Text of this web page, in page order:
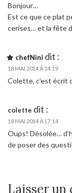
Bonjour…
Est ce que ce plat
cerises… et la fête
chefNini dit :
18 MAI 2014 À 14:19
Colette, c’est écrit
colette dit :
18 MAI 2014 À 17:14
Oups! Désolée…
de poser des
Laisser